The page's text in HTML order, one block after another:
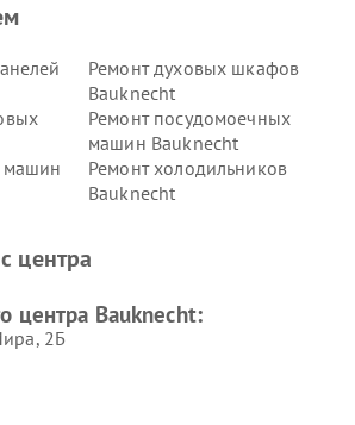
Ремонт духовых шкафов
Bauknecht
Ремонт посудомоечных
машин Bauknecht
машин
Ремонт холодильников
Bauknecht
центра
центра Bauknecht:
2Б